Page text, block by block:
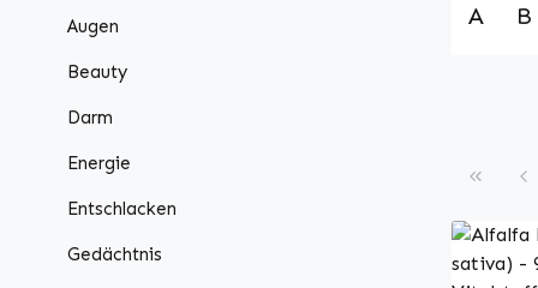
Augen
Beauty
Darm
Energie
Entschlacken
Gedächtnis
A B